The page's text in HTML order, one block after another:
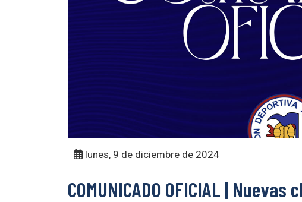
lunes, 9 de diciembre de 2024
COMUNICADO OFICIAL |